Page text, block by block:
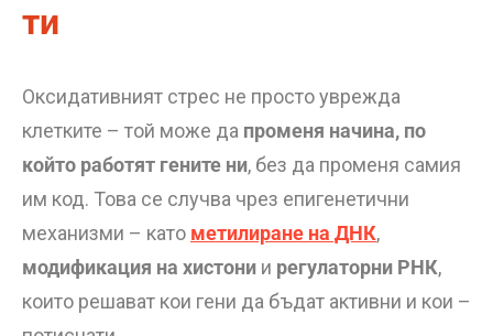
ти
Оксидативният стрес не просто уврежда
клетките – той може да променя начина, по
който работят гените ни, без да променя самия
им код. Това се случва чрез епигенетични
механизми – като метилиране на ДНК,
модификация на хистони и регулаторни РНК,
които решават кои гени да бъдат активни и кои –